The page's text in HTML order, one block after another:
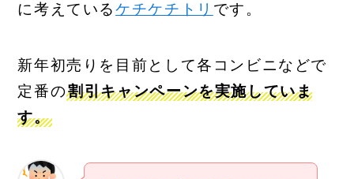
に考えているケチケチトリ です。
新年初売りを目前として各コンビニなどで
定番の割引キャンペーンを実施していま
す。